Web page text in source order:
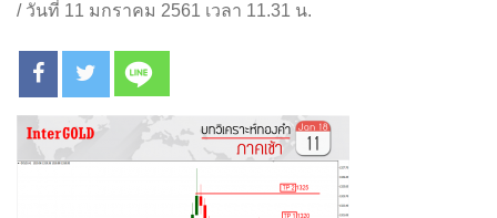
/ วันที่ 11 มกราคม 2561 เวลา 11.31 น.